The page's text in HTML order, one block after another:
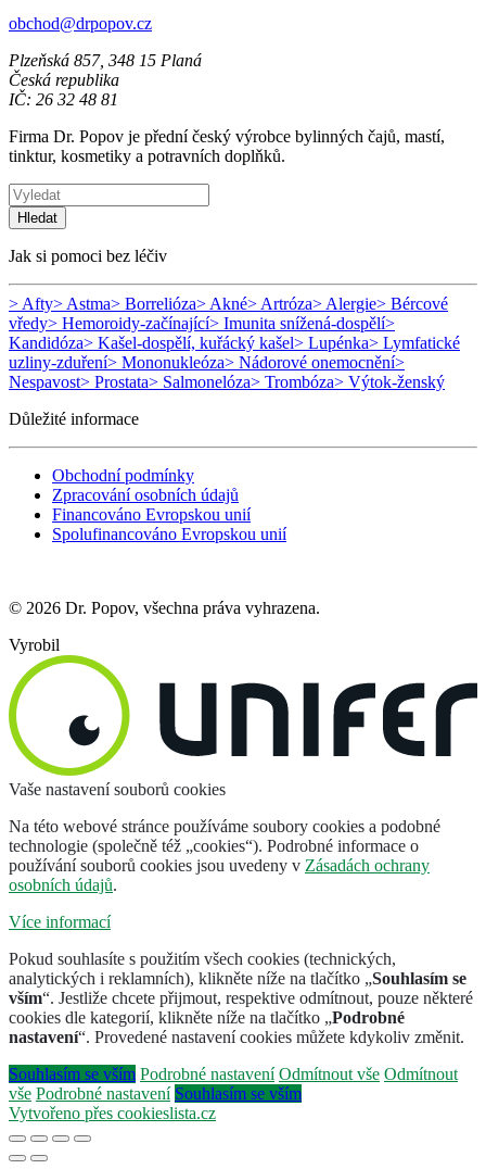
obchod@drpopov.cz
Plzeňská 857, 348 15 Planá
Česká republika
IČ: 26 32 48 81
Firma Dr. Popov je přední český výrobce bylinných čajů, mastí,
tinktur, kosmetiky a potravních doplňků.
Hledat
Jak si pomoci bez léčiv
> Afty> Astma> Borrelióza> Akné> Artróza> Alergie> Bércové
vředy> Hemoroidy-začínající> Imunita snížená-dospělí>
Kandidóza> Kašel-dospělí, kuřácký kašel> Lupénka> Lymfatické
uzliny-zduření> Mononukleóza> Nádorové onemocnění>
Nespavost> Prostata> Salmonelóza> Trombóza> Výtok-ženský
Důležité informace
Obchodní podmínky
Zpracování osobních údajů
Financováno Evropskou unií
Spolufinancováno Evropskou unií
© 2026 Dr. Popov, všechna práva vyhrazena.
Vyrobil
Vaše nastavení souborů cookies
Na této webové stránce používáme soubory cookies a podobné
technologie (společně též „cookies“). Podrobné informace o
používání souborů cookies jsou uvedeny v Zásadách ochrany
osobních údajů.
Více informací
Pokud souhlasíte s použitím všech cookies (technických,
analytických i reklamních), klikněte níže na tlačítko „Souhlasím se
vším“. Jestliže chcete přijmout, respektive odmítnout, pouze některé
cookies dle kategorií, klikněte níže na tlačítko „Podrobné
nastavení“. Provedené nastavení cookies můžete kdykoliv změnit.
Souhlasím se vším Podrobné nastavení Odmítnout vše Odmítnout
vše Podrobné nastavení Souhlasím se vším
Vytvořeno přes cookieslista.cz